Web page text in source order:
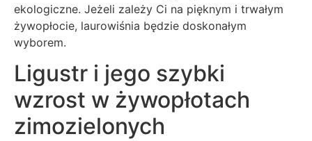
ekologiczne. Jeżeli zależy Ci na pięknym i trwałym
żywopłocie, laurowiśnia będzie doskonałym
wyborem.
Ligustr i jego szybki
wzrost w żywopłotach
zimozielonych